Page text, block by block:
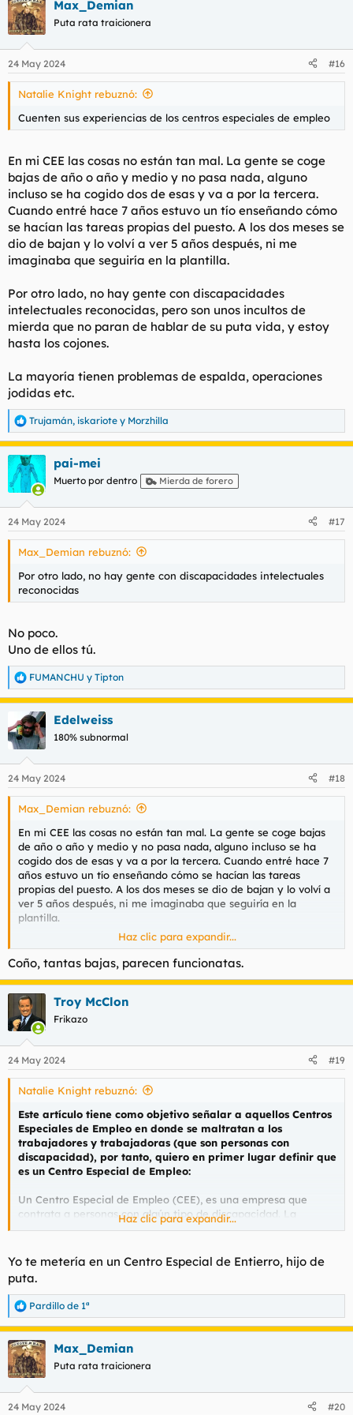
Max_Demian
Puta rata traicionera
24 May 2024 #16
Natalie Knight rebuznó:
Cuenten sus experiencias de los centros especiales de empleo
En mi CEE las cosas no están tan mal. La gente se coge
bajas de año o año y medio y no pasa nada, alguno
incluso se ha cogido dos de esas y va a por la tercera.
Cuando entré hace 7 años estuvo un tío enseñando cómo
se hacían las tareas propias del puesto. A los dos meses se
dio de bajan y lo volví a ver 5 años después, ni me
imaginaba que seguiría en la plantilla.
Por otro lado, no hay gente con discapacidades
intelectuales reconocidas, pero son unos incultos de
mierda que no paran de hablar de su puta vida, y estoy
hasta los cojones.
La mayoría tienen problemas de espalda, operaciones
jodidas etc.
R
e
c
c
i
e
s
Trujamán, iskariote y Morzhilla
pai-mei
Muerto por dentro Mierda de forero
24 May 2024 #17
Max_Demian rebuznó:
Por otro lado, no hay gente con discapacidades intelectuales
reconocidas
No poco.
Uno de ellos tú.
R
e
c
c
i
e
s
FUMANCHU y Tipton
Edelweiss
180% subnormal
24 May 2024 #18
Max_Demian rebuznó:
En mi CEE las cosas no están tan mal. La gente se coge bajas
de año o año y medio y no pasa nada, alguno incluso se ha
cogido dos de esas y va a por la tercera. Cuando entré hace 7
años estuvo un tío enseñando cómo se hacían las tareas
propias del puesto. A los dos meses se dio de bajan y lo volví a
ver 5 años después, ni me imaginaba que seguiría en la
plantilla.
Por otro lado, no hay gente con discapacidades intelectuales
reconocidas, pero son unos incultos de mierda que no paran de
hablar de su puta vida, y estoy hasta los cojones.
La mayoría tienen problemas de espalda, operaciones jodidas
etc.
Haz clic para expandir...
Coño, tantas bajas, parecen funcionatas.
Troy McClon
Frikazo
24 May 2024 #19
Natalie Knight rebuznó:
Este artículo tiene como objetivo señalar a aquellos Centros
Especiales de Empleo en donde se maltratan a los
trabajadores y trabajadoras (que son personas con
discapacidad), por tanto, quiero en primer lugar definir que
es un Centro Especial de Empleo:
Un Centro Especial de Empleo (CEE), es una empresa que
contrata a personas con algún tipo de discapacidad. La
discapacidad puede ser de cualquier tipo (sensorial, física
las tareas y funciones que éste conlleva.
Los Centros Especiales de Empleo son una fuente fundamental
de contratación y desarrollo profesional para las personas con
discapacidad. Su objetivo es proporcionar a los trabajadores
con discapacidad la realización de un trabajo productivo y
remunerado, adecuado a sus características personales y que
facilite la integración laboral de esto en el mercado ordinario
de trabajo.
Haz clic para expandir...
Yo te metería en un Centro Especial de Entierro, hijo de
puta.
R
e
c
c
i
e
Pardillo de 1ª
Max_Demian
Puta rata traicionera
24 May 2024 #20